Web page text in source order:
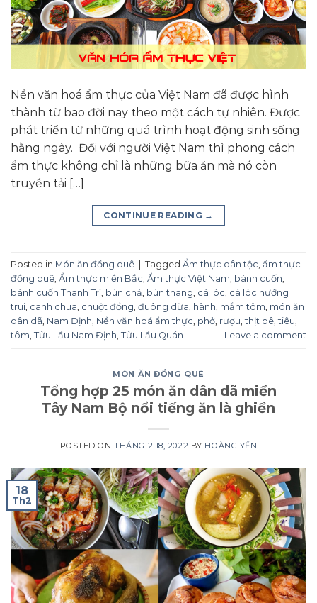
Nền văn hoá ẩm thực của Việt Nam đã được hình
thành từ bao đời nay theo một cách tự nhiên. Được
phát triển từ những quá trình hoạt động sinh sống
hằng ngày. Đối với người Việt Nam thì phong cách
ẩm thực không chỉ là những bữa ăn mà nó còn
truyền tải […]
CONTINUE READING →
Posted in Món ăn đồng quê Tagged Ẩm thực dân tộc ẩm thực
đồng quê Ẩm thực miền Bắc Ẩm thực Việt Nam bánh cuốn
bánh cuốn Thanh Trì bún chả bún thang cá lóc cá lóc nướng
trui canh chua chuột đồng đuông dừa hành mắm tôm món ăn
dân dã Nam Định Nền văn hoá ẩm thực phở rượu ,thịt dê ,tiêu
tôm Tửu Lầu Nam Định Tửu Lầu Quán Leave a comment
MÓN ĂN ĐỒNG QUÊ
Tổng hợp 25 món ăn dân dã miền
Tây Nam Bộ nổi tiếng ăn là ghiền
POSTED ONTHÁNG 2 18, 2022 BY HOÀNG YẾN
18
Th2